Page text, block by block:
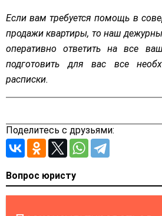
Если вам требуется помощь в
продажи квартиры, то наш
оперативно ответить на все
подготовить для вас все
расписки.
Поделитесь с друзьями:
Вопрос юристу